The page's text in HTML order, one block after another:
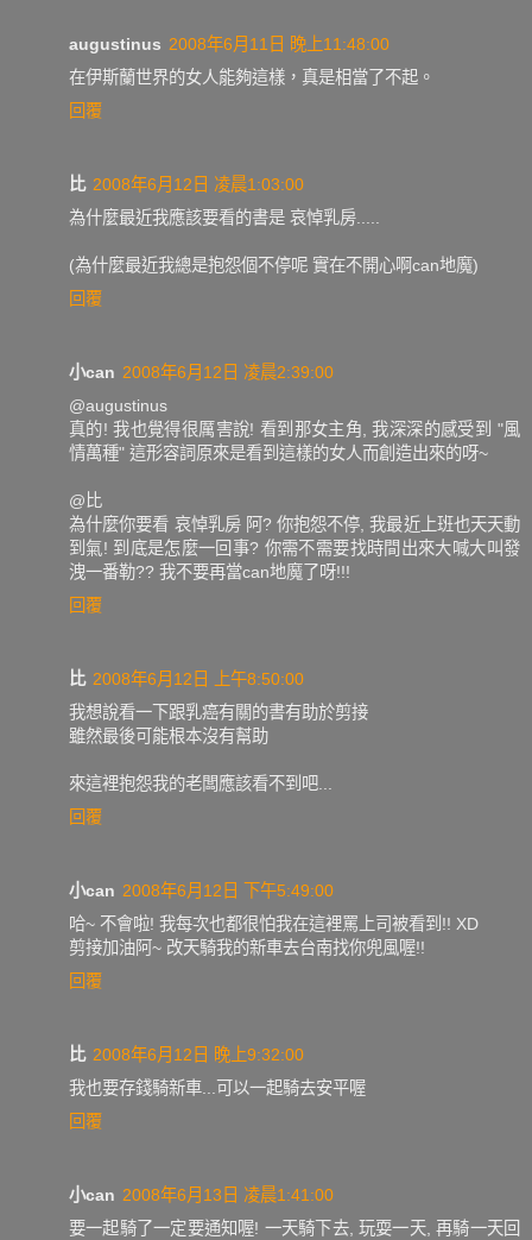
augustinus 2008年6月11日 晚上11:48:00
在伊斯蘭世界的女人能夠這樣，真是相當了不起。
回覆
比 2008年6月12日 凌晨1:03:00
為什麼最近我應該要看的書是 哀悼乳房.....
(為什麼最近我總是抱怨個不停呢 實在不開心啊can地魔)
回覆
小can 2008年6月12日 凌晨2:39:00
@augustinus
真的! 我也覺得很厲害說! 看到那女主角, 我深深的感受到 "風
情萬種" 這形容詞原來是看到這樣的女人而創造出來的呀~
@比
為什麼你要看 哀悼乳房 阿? 你抱怨不停, 我最近上班也天天動
到氣! 到底是怎麼一回事? 你需不需要找時間出來大喊大叫發
洩一番勒?? 我不要再當can地魔了呀!!!
回覆
比 2008年6月12日 上午8:50:00
我想說看一下跟乳癌有關的書有助於剪接
雖然最後可能根本沒有幫助
來這裡抱怨我的老闆應該看不到吧...
回覆
小can 2008年6月12日 下午5:49:00
哈~ 不會啦! 我每次也都很怕我在這裡罵上司被看到!! XD
剪接加油阿~ 改天騎我的新車去台南找你兜風喔!!
回覆
比 2008年6月12日 晚上9:32:00
我也要存錢騎新車...可以一起騎去安平喔
回覆
小can 2008年6月13日 凌晨1:41:00
要一起騎了一定要通知喔! 一天騎下去, 玩耍一天, 再騎一天回